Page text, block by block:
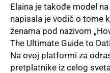
Elaina je takođe model
napisala je vodič o tome
ženama pod nazivom
The Ultimate Guide to
Na ovoj platformi za
pretplatnike iz celog